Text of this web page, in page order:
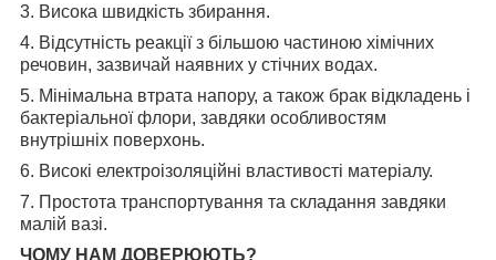
3. Висока швидкість збирання.
4. Відсутність реакції з більшою частиною хімічних
речовин, зазвичай наявних у стічних водах.
5. Мінімальна втрата напору, а також брак відкладень і
бактеріальної флори, завдяки особливостям
внутрішніх поверхонь.
6. Високі електроізоляційні властивості матеріалу.
7. Простота транспортування та складання завдяки
малій вазі.
ЧОМУ НАМ ДОВЕРЮЮТЬ?